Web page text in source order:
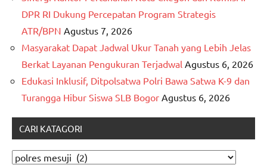
DPR RI Dukung Percepatan Program Strategis
ATR/BPN Agustus 7, 2026
Masyarakat Dapat Jadwal Ukur Tanah yang Lebih Jelas
Berkat Layanan Pengukuran Terjadwal Agustus 6, 2026
Edukasi Inklusif, Ditpolsatwa Polri Bawa Satwa K-9 dan
Turangga Hibur Siswa SLB Bogor Agustus 6, 2026
CARI KATAGORI
CARI